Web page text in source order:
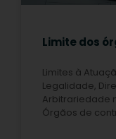
Limite dos
Limites à
Legalidade,
Arbitrariedade
Órgãos de